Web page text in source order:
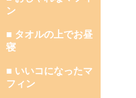
ン
■ タオルの上でお昼
寝
■ いいコになったマ
フィン